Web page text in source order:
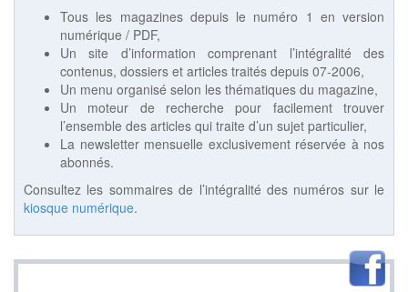
Tous les magazines depuis le numéro 1 en version
numérique / PDF,
Un site d’information comprenant l’intégralité des
contenus, dossiers et articles traités depuis 07-2006,
Un menu organisé selon les thématiques du magazine,
Un moteur de recherche pour facilement trouver
l’ensemble des articles qui traite d’un sujet particulier,
La newsletter mensuelle exclusivement réservée à nos
abonnés.
Consultez les sommaires de l’intégralité des numéros sur le
kiosque numérique.